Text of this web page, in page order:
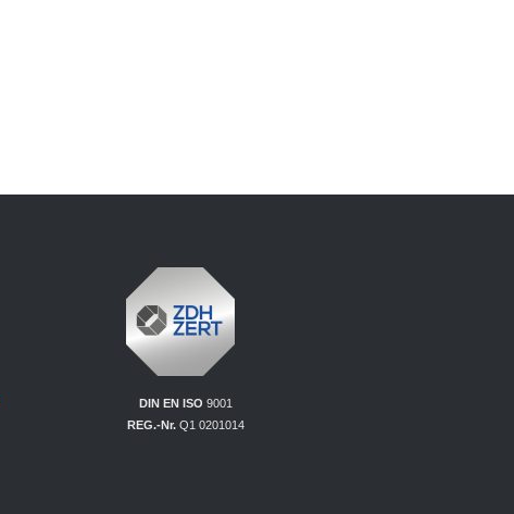
DIN EN ISO 9001
REG.-Nr. Q1 0201014